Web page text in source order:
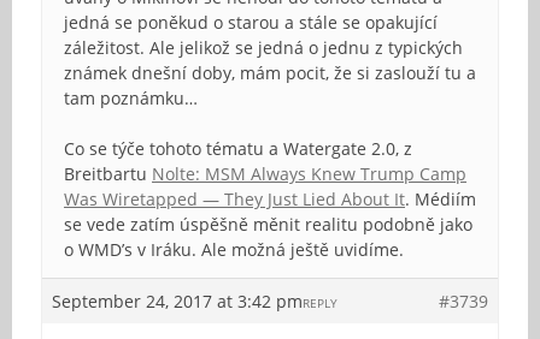
jedná se poněkud o starou a stále se opakující
záležitost. Ale jelikož se jedná o jednu z typických
známek dnešní doby, mám pocit, že si zaslouží tu a
tam poznámku…
Co se týče tohoto tématu a Watergate 2.0, z
Breitbartu Nolte: MSM Always Knew Trump Camp
Was Wiretapped — They Just Lied About It. Médiím
se vede zatím úspěšně měnit realitu podobně jako
o WMD’s v Iráku. Ale možná ještě uvidíme.
September 24, 2017 at 3:42 pm #3739
REPLY